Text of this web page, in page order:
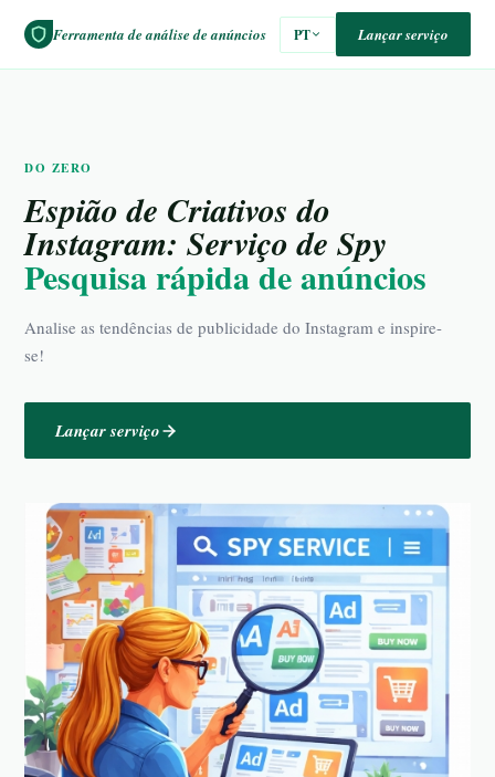
Ferramenta de análise de anúncios PT Lançar serviço
DO ZERO
Espião de Criativos do
Instagram: Serviço de Spy
Pesquisa rápida de anúncios
Analise as tendências de publicidade do Instagram e inspire-
se!
Lançar serviço